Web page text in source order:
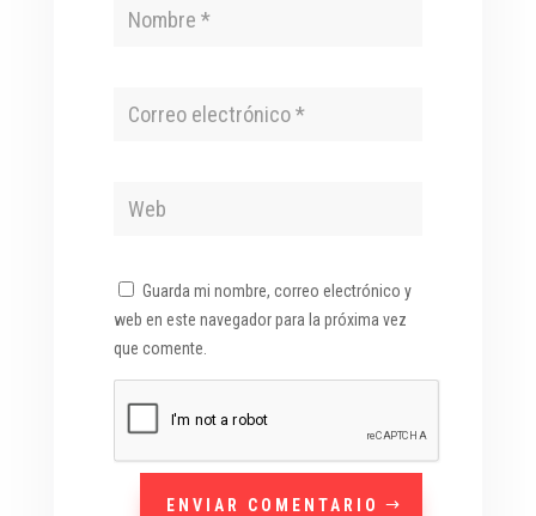
Guarda mi nombre, correo electrónico y
web en este navegador para la próxima vez
que comente.
ENVIAR COMENTARIO